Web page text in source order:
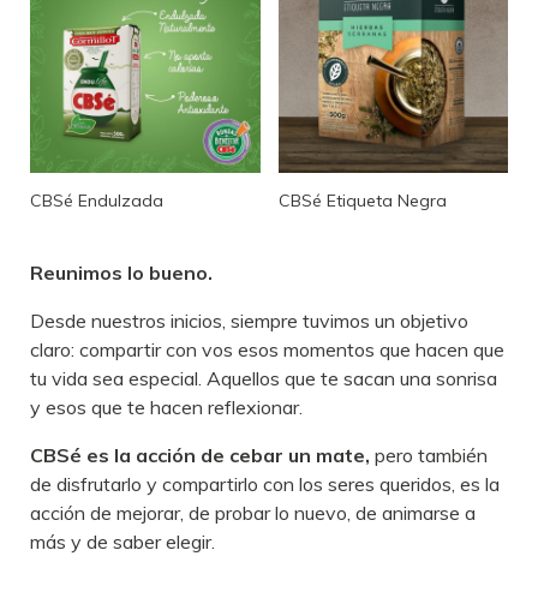
CBSé Endulzada CBSé Etiqueta Negra
Reunimos lo bueno.
Desde nuestros inicios, siempre tuvimos un objetivo
claro: compartir con vos esos momentos que hacen que
tu vida sea especial. Aquellos que te sacan una sonrisa
y esos que te hacen reflexionar.
CBSé es la acción de cebar un mate, pero también
de disfrutarlo y compartirlo con los seres queridos, es la
acción de mejorar, de probar lo nuevo, de animarse a
más y de saber elegir.